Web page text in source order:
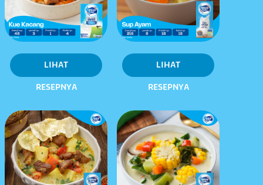
LIHAT
RESEPNYA
LIHAT
RESEPNYA